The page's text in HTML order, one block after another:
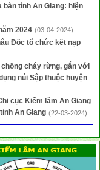
bàn tỉnh An Giang: hiện
2024 (03-04-2024)
Đốc tổ chức kết nạp
chống cháy rừng, gắn với
núi Sập thuộc huyện
cục Kiểm lâm An Giang
An Giang (22-03-2024)